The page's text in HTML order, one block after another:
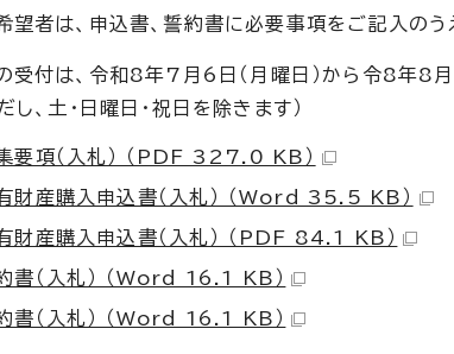
望者は、申込書、誓約書に必要事項をご記入の
受付は、令和8年7月6日（月曜日）から令8年8
し、土・日曜日・祝日を除きます）
要項（入札） （PDF 327.0 KB）
財産購入申込書（入札） （Word 35.5 KB）
財産購入申込書（入札） （PDF 84.1 KB）
書（入札） （Word 16.1 KB）
書（入札） （Word 16.1 KB）